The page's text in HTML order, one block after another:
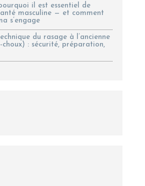
il est essentiel de
masculine — et comment
s’engage
du rasage à l’ancienne
choux) : sécurité, préparation,